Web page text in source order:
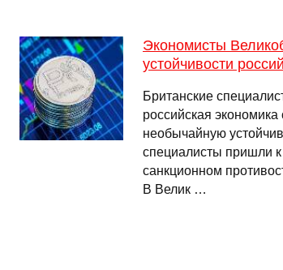
Экономисты
устойчивости
Британские
российская
необычайную
специалисты пришли
санкционном
В Велик …